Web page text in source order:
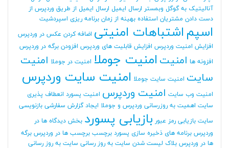
آنالیتیک به گوگل وبمستر ارسال ایمیل ارسال ایمیل از طریق وردپرس از
دست دادن مشتریان استفاده بهینه از زمان برنامه ریزی اسپردشیت
اسپم اشتباهات امنیتی اضافه کردن عکس در وردپرس
افزایش امنیت وردپرس افزایش قابلیت های وردپرس افزودن برگه در وردپرس
افزونه ها امنیت امنیت جوملا امنیت در جوملا امنیت
سایت امنیت سایت جوملا امنیت سایت وردپرس
امنیت وب سایت امنیت وردپرس امنیت پسورد انعطاف پذیری
سایت اهمیت به روزرسانی وردپرس و جوملا ایجاد گزارش سفارشی بازنویسی
سایت بازیابی رمز عبور بازیابی پسورد بخش دیدگاه ها در
وردپرس برنامه های ذخیره سازی پسورد برچسب برچسب ها در وردپرس برگه
ها در وردپرس بلاک لیست شدن سایت به روز رسانی سایت به روز رسانی